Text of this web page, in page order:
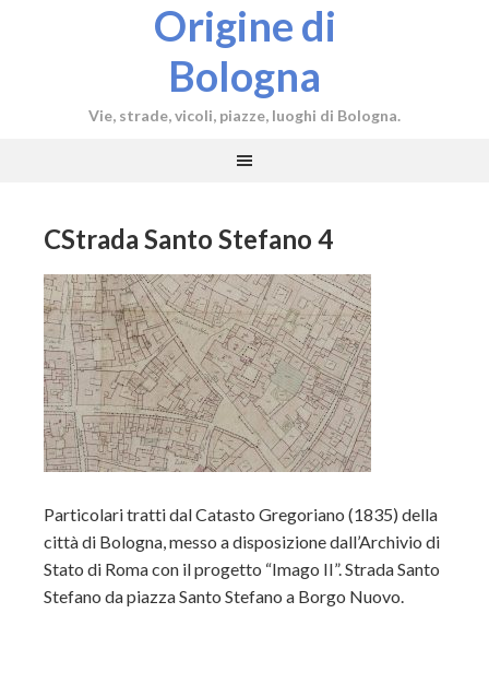
Origine di
Bologna
Vie, strade, vicoli, piazze, luoghi di Bologna.
CStrada Santo Stefano 4
Particolari tratti dal Catasto Gregoriano (1835) della
città di Bologna, messo a disposizione dall’Archivio di
Stato di Roma con il progetto “Imago II”. Strada Santo
Stefano da piazza Santo Stefano a Borgo Nuovo.